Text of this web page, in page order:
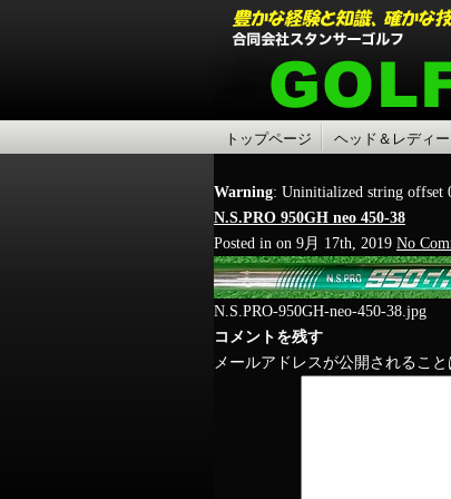
トップページ ヘッド＆レディ
Warning: Uninitialized string offset
N.S.PRO 950GH neo 450-38
Posted in on 9月 17th, 2019 No
N.S.PRO-950GH-neo-450-38.jpg
コメントを残す
メールアドレスが公開されること